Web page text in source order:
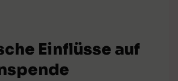
Einflüsse auf